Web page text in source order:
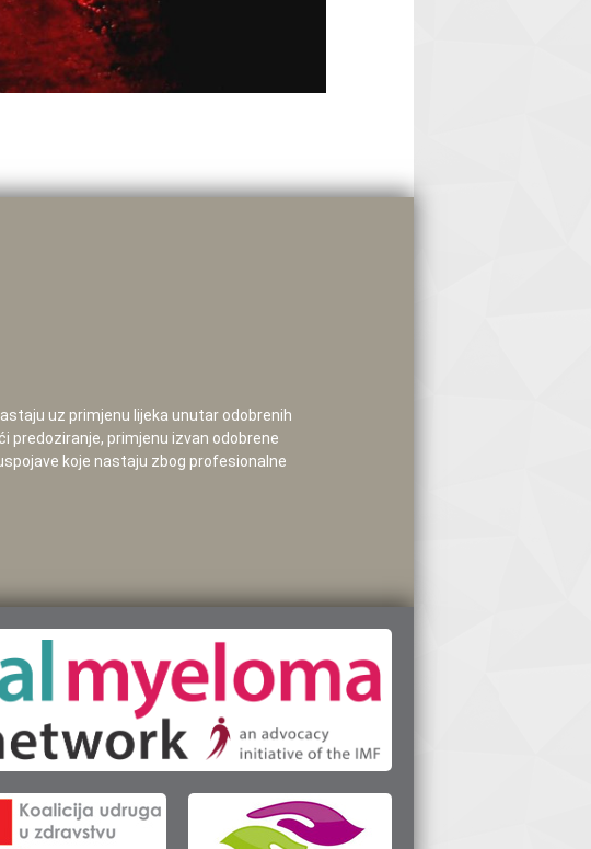
uz primjenu lijeka unutar odobrenih
predoziranje, primjenu izvan odobrene
koje nastaju zbog profesionalne